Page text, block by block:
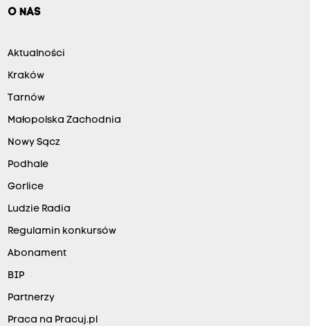
O NAS
Aktualności
Kraków
Tarnów
Małopolska Zachodnia
Nowy Sącz
Podhale
Gorlice
Ludzie Radia
Regulamin konkursów
Abonament
BIP
Partnerzy
Praca na Pracuj.pl